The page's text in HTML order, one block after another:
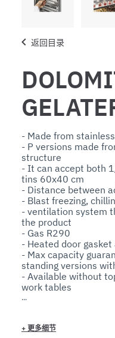
返回目录
- Made from
- P versions made
structure
- It can accept both
tins 60x40 cm
- Distance between
- Blast freezing,
- ventilation system
the product
- Gas R290
- Heated door
- Max capacity
standing versions
- Available without
work tables
- Standard reversible
- Defrosting program
+ 更多细节